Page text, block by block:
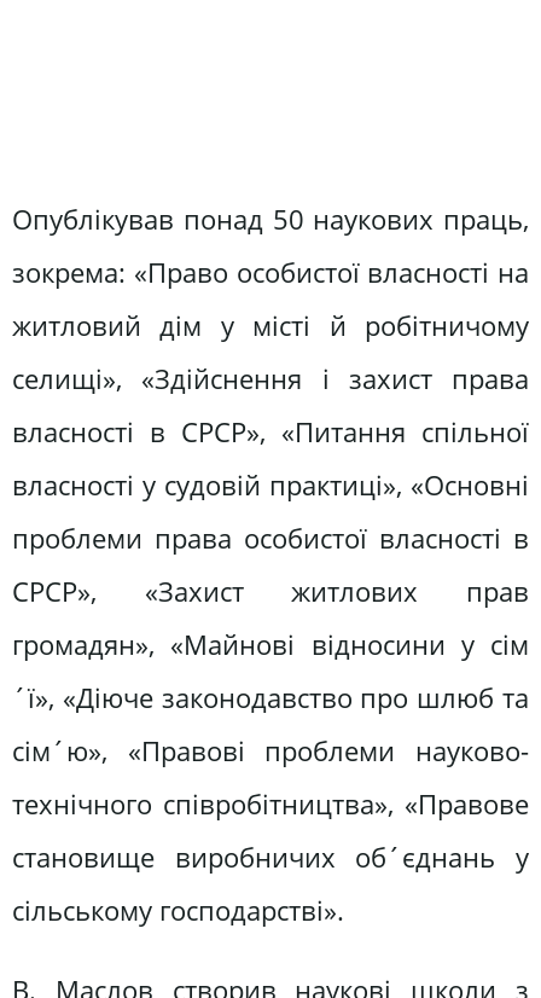
Опублікував понад 50 наукових праць,
зокрема: «Право особистої власності на
житловий дім у місті й робітничому
селищі», «Здійснення і захист права
власності в СРСР», «Питання спільної
власності у судовій практиці», «Основні
проблеми права особистої власності в
СРСР», «Захист житлових прав
громадян», «Майнові відносини у сім
´ї», «Діюче законодавство про шлюб та
сім´ю», «Правові проблеми науково-
технічного співробітництва», «Правове
становище виробничих об´єднань у
сільському господарстві».
В. Маслов створив наукові школи з